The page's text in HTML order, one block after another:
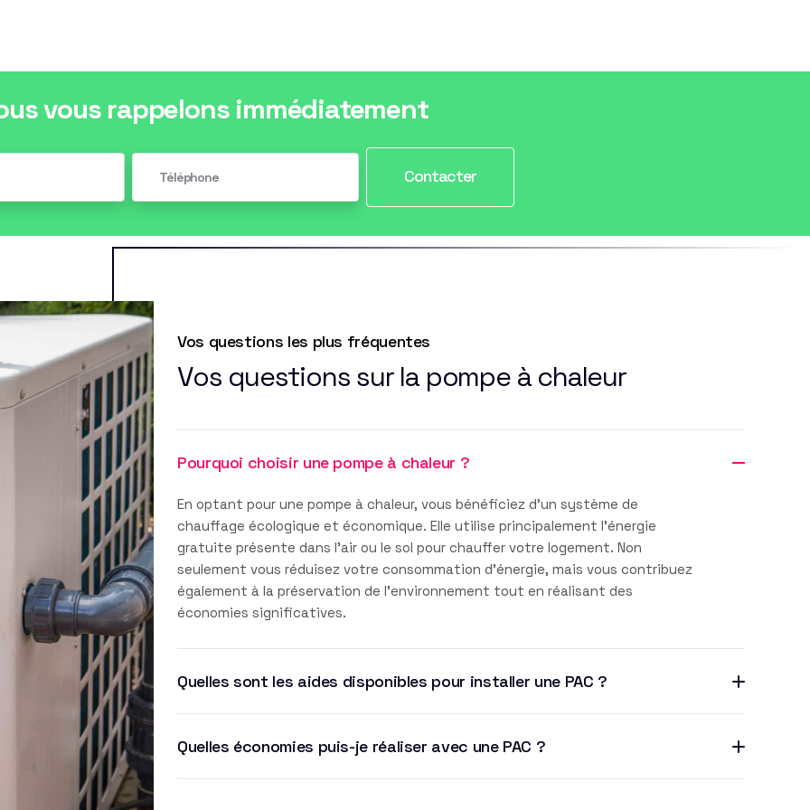
vous rappelons immédiatement
Contacter
Vos questions les plus fréquentes
Vos questions sur la pompe à chaleur
Pourquoi choisir une pompe à chaleur ?
En optant pour une pompe à chaleur, vous bénéficiez d'un système de
chauffage écologique et économique. Elle utilise principalement l'énergie
gratuite présente dans l'air ou le sol pour chauffer votre logement. Non
seulement vous réduisez votre consommation d'énergie, mais vous contribuez
également à la préservation de l'environnement tout en réalisant des
économies significatives.
Quelles sont les aides disponibles pour installer une PAC ?
Quelles économies puis-je réaliser avec une PAC ?